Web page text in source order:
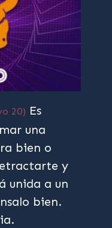
20) Es
una
bien o
y
unida a un
bien.